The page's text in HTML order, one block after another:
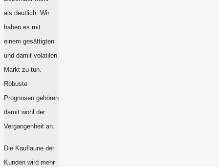
als deutlich: Wir
haben es mit
einem gesättigten
und damit volatilen
Markt zu tun.
Robuste
Prognosen gehören
damit wohl der
Vergangenheit an.
Die Kauflaune der
Kunden wird mehr